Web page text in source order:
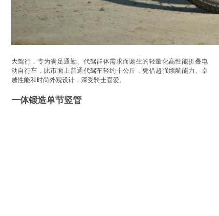
大驾行，专为满足通勤、代驾群体需求而诞生的轻量化高性能折叠电
动自行车，比市面上普通代驾车轻约十公斤，凭借超强续航能力、卓
越性能和时尚外观设计，深受骑士喜爱。
一体锻造单节竖管